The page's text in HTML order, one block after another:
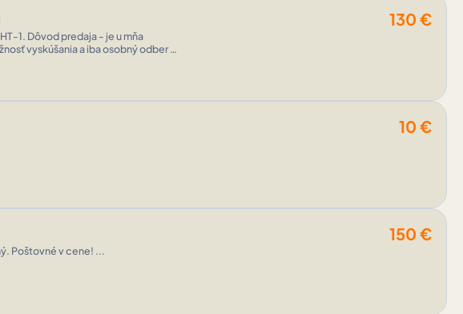
130 €
1. Dôvod predaja - je u mňa
10 €
150 €
Poštovné v cene! ...